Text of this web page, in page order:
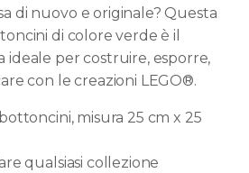
di nuovo e originale? Questa
di colore verde è il
ideale per costruire, esporre,
con le creazioni LEGO®.
misura 25 cm x 25
qualsiasi collezione